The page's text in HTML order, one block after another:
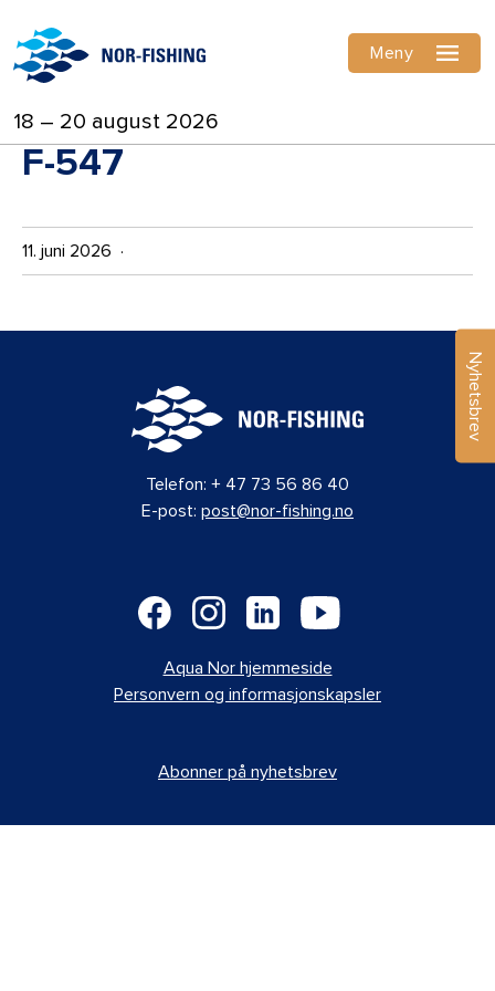
18 – 20 august 2026
Meny
F-547
11. juni 2026 ·
Nyhetsbrev
Telefon: + 47 73 56 86 40
E-post: post@nor-fishing.no
Aqua Nor hjemmeside
Personvern og informasjonskapsler
Abonner på nyhetsbrev